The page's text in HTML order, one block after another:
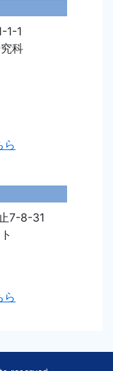
1-1
科
ら
7-8-31
ら